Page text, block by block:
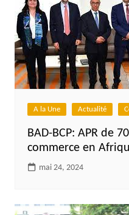
A la Une Actualité
BAD-BCP: APR de
commerce en
mai 24, 2024